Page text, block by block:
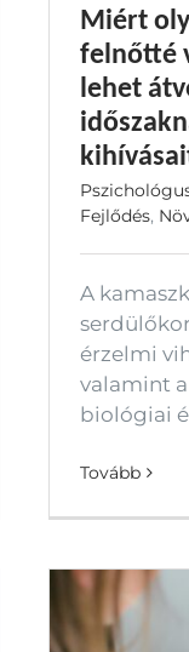
Miért
felnőtté
lehet
Fejlődés,
A
érzelmi
valamint a
biológiai
Tovább